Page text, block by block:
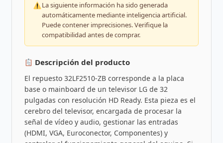
La siguiente información ha sido generada
automáticamente mediante inteligencia artificial.
Puede contener imprecisiones. Verifique la
compatibilidad antes de comprar.
Descripción del producto
El repuesto 32LF2510-ZB corresponde a la placa
base o mainboard de un televisor LG de 32
pulgadas con resolución HD Ready. Esta pieza es el
cerebro del televisor, encargada de procesar la
señal de vídeo y audio, gestionar las entradas
(HDMI, VGA, Euroconector, Componentes) y